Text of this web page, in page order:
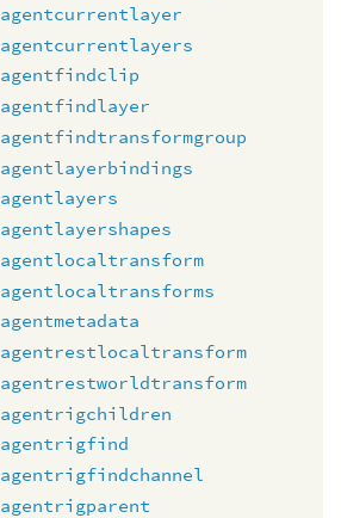
agentcurrentlayer
agentcurrentlayers
agentfindclip
agentfindlayer
agentfindtransformgroup
agentlayerbindings
agentlayers
agentlayershapes
agentlocaltransform
agentlocaltransforms
agentmetadata
agentrestlocaltransform
agentrestworldtransform
agentrigchildren
agentrigfind
agentrigfindchannel
agentrigparent